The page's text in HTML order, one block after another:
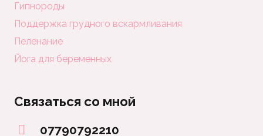
Гипнороды
Поддержка грудного вскармливания
Пеленание
Йога для беременных
Связаться со мной
07790792210